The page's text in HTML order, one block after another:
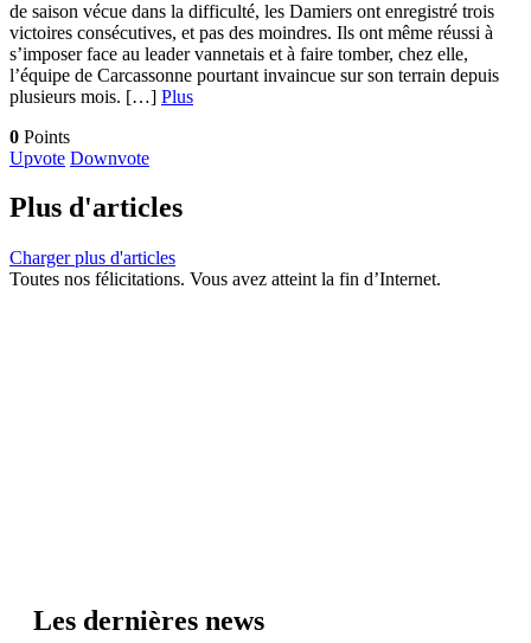
de saison vécue dans la difficulté, les Damiers ont enregistré trois
victoires consécutives, et pas des moindres. Ils ont même réussi à
s’imposer face au leader vannetais et à faire tomber, chez elle,
l’équipe de Carcassonne pourtant invaincue sur son terrain depuis
plusieurs mois. […] Plus
0 Points
Upvote Downvote
Plus d'articles
Charger plus d'articles
Toutes nos félicitations. Vous avez atteint la fin d’Internet.
Les dernières news